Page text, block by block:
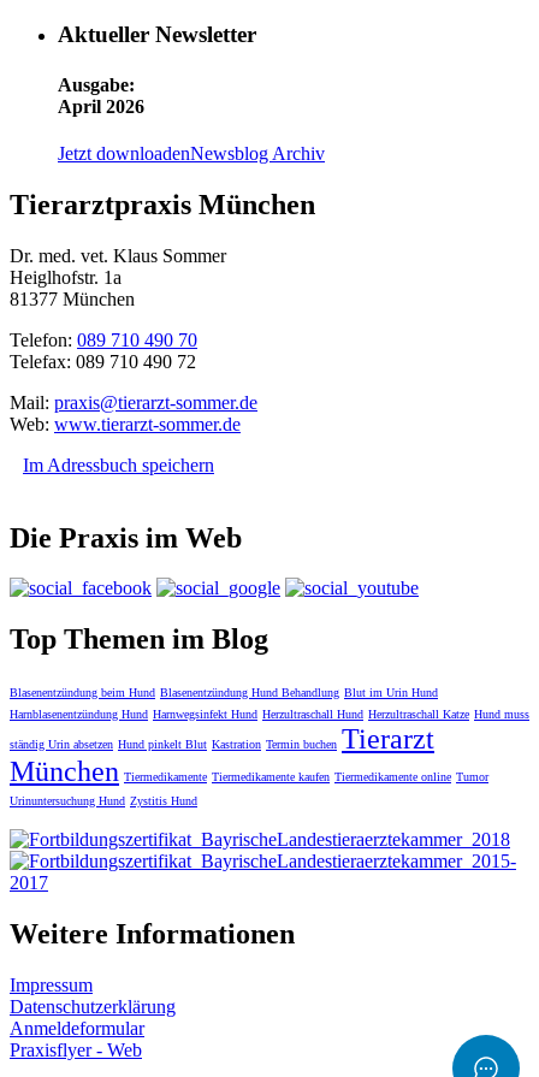
Aktueller Newsletter
Ausgabe:
April 2026
Jetzt downloadenNewsblog Archiv
Tierarztpraxis München
Dr. med. vet. Klaus Sommer
Heiglhofstr. 1a
81377 München
Telefon: 089 710 490 70
Telefax: 089 710 490 72
Mail: praxis@tierarzt-sommer.de
Web: www.tierarzt-sommer.de
Im Adressbuch speichern
Die Praxis im Web
Top Themen im Blog
Blasenentzündung beim Hund Blasenentzündung Hund Behandlung Blut im Urin Hund
Harnblasenentzündung Hund Harnwegsinfekt Hund Herzultraschall Hund Herzultraschall Katze Hund muss
ständig Urin absetzen Hund pinkelt Blut Kastration Termin buchen Tierarzt
München Tiermedikamente Tiermedikamente kaufen Tiermedikamente online Tumor
Urinuntersuchung Hund Zystitis Hund
Weitere Informationen
Impressum
Datenschutzerklärung
Anmeldeformular
Praxisflyer - Web